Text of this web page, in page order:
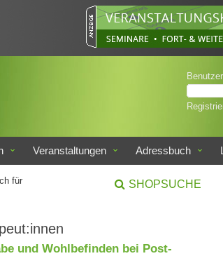
Veranstaltungen Adressbuch
für
SHOPSUCHE
und Wohlbefinden bei Post-